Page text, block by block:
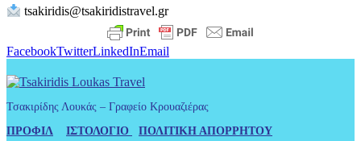
tsakiridis@tsakiridistravel.gr
FacebookTwitterLinkedInEmail
Τσακιρίδης Λουκάς – Γραφείο Κρουαζιέρας
ΠΡΟΦΙΛ
ΙΣΤΟΛΟΓΙΟ ΠΟΛΙΤΙΚΗ ΑΠΟΡΡΗΤΟΥ